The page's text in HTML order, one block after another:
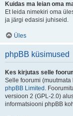
Kuidas ma leian oma
Et leida nimekiri oma
ja järgi edasisi juhiseid.
Üles
phpBB küsimused
Kes kirjutas selle
Selle foorumi
phpBB Limited .
versioon 2 (GPL-2.0)
informatsiooni phpBB